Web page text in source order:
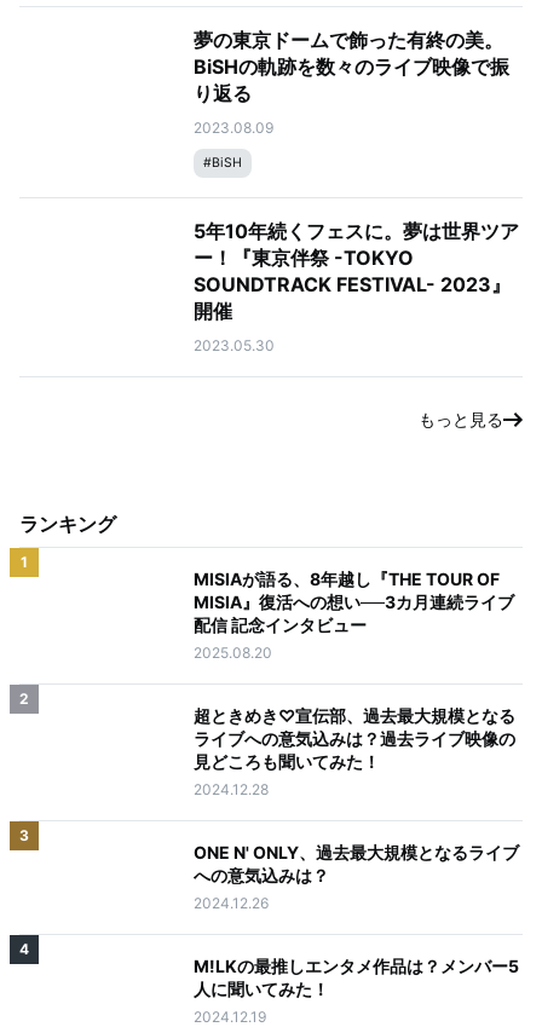
夢の東京ドームで飾った有終の美。
BiSHの軌跡を数々のライブ映像で振
り返る
2023.08.09
#BiSH
5年10年続くフェスに。夢は世界ツア
ー！『東京伴祭 -TOKYO
SOUNDTRACK FESTIVAL- 2023』
開催
2023.05.30
もっと見る
ランキング
1
MISIAが語る、8年越し『THE TOUR OF
MISIA』復活への想い──3カ月連続ライブ
配信 記念インタビュー
2025.08.20
2
超ときめき♡宣伝部、過去最大規模となる
ライブへの意気込みは？過去ライブ映像の
見どころも聞いてみた！
2024.12.28
3
ONE N' ONLY、過去最大規模となるライブ
への意気込みは？
2024.12.26
4
M!LKの最推しエンタメ作品は？メンバー5
人に聞いてみた！
2024.12.19